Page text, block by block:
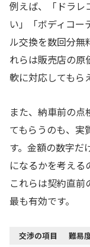
例えば、「ドラレ
い」「ボディコー
ル交換を数回分無
れらは販売店の原
軟に対応してもら
また、納車前の
てもらうのも、実
す。金額の数字だ
になるかを考える
これらは契約直
最も有効です。
交渉の項目 難易